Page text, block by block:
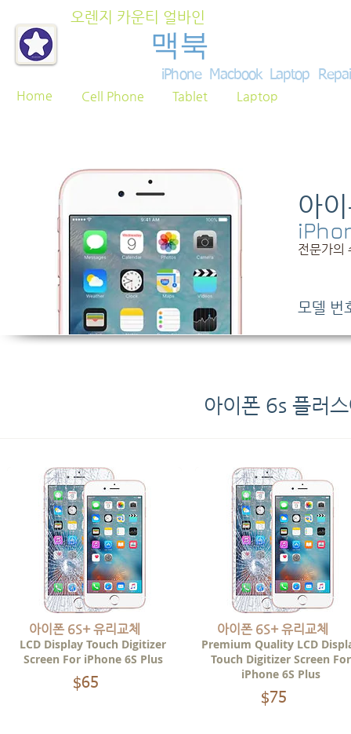
오렌지 카운티 얼바인
맥북
iPhone Macbook Laptop
Home
Cell Phone Tablet Laptop
아
모델
전문가의
아이폰 6s 플러
아이폰 6S+ 유리교체
LCD Display Touch Digitizer
Screen For iPhone 6S Plus
$65
아이폰 6S+ 유리교체
Premium Quality LCD
Touch Digitizer Screen For
iPhone 6S Plus
$75